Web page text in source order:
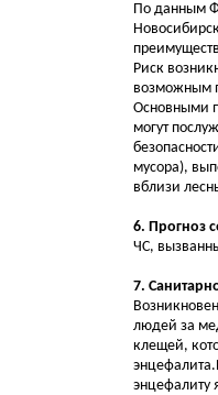
По данным
Риск
возможным
Основными
могут
мусора),
вблизи
6. Прогноз
ЧС,
7.
людей за
клещей,
энцефалиту